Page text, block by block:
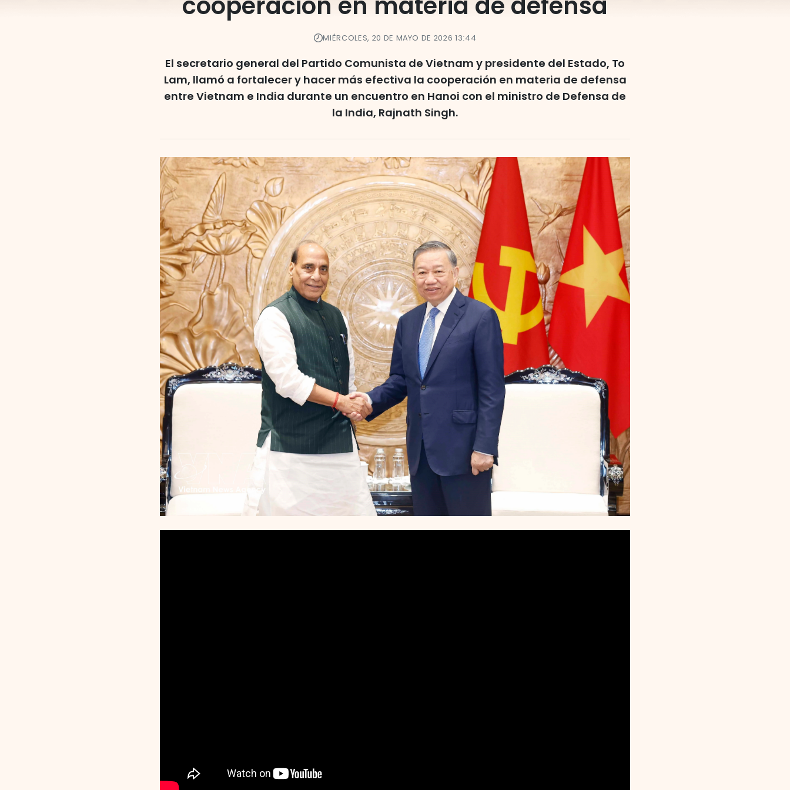
MIÉRCOLES, 20 DE MAYO DE 2026 13:44
El secretario general del Partido Comunista de Vietnam y presidente del Estado, To
Lam, llamó a fortalecer y hacer más efectiva la cooperación en materia de defensa
entre Vietnam e India durante un encuentro en Hanoi con el ministro de Defensa de
la India, Rajnath Singh.